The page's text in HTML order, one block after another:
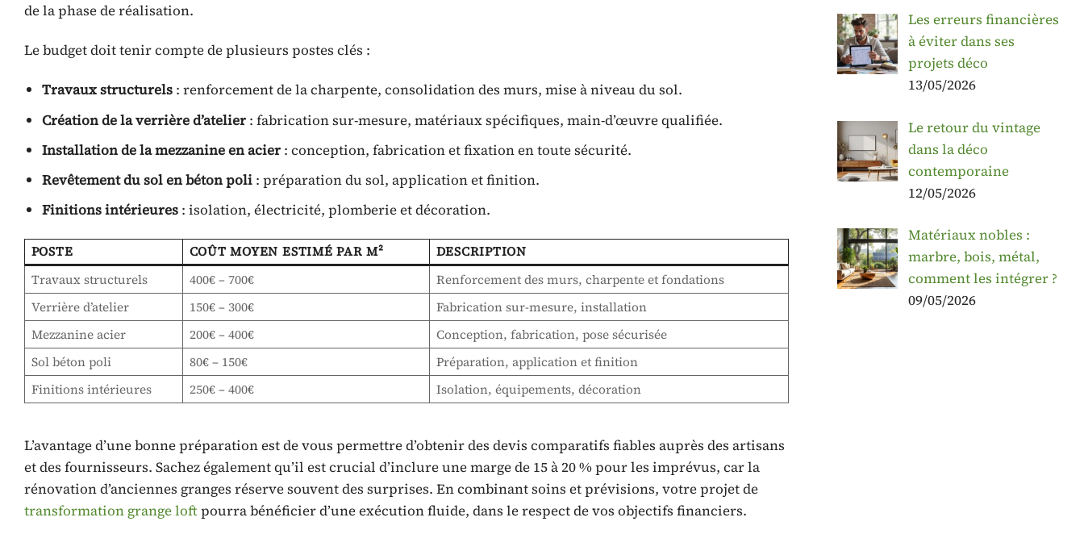
de la phase de réalisation.
Le budget doit tenir compte de plusieurs postes clés :
Travaux structurels : renforcement de la charpente, consolidation des murs, mise à niveau du sol.
Création de la verrière d’atelier : fabrication sur-mesure, matériaux spécifiques, main-d’œuvre qualifiée.
Installation de la mezzanine en acier : conception, fabrication et fixation en toute sécurité.
Revêtement du sol en béton poli : préparation du sol, application et finition.
Finitions intérieures : isolation, électricité, plomberie et décoration.
POSTE COÛT MOYEN ESTIMÉ PAR M²
DESCRIPTION
Travaux structurels
400€ – 700€
Renforcement des murs, charpente et fondations
Verrière d’atelier
150€ – 300€
Fabrication sur-mesure, installation
Mezzanine acier
200€ – 400€
Conception, fabrication, pose sécurisée
Sol béton poli
80€ – 150€
Préparation, application et finition
Finitions intérieures
250€ – 400€ Isolation, équipements, décoration
L’avantage d’une bonne préparation est de vous permettre d’obtenir des devis comparatifs fiables auprès des artisans
et des fournisseurs. Sachez également qu’il est crucial d’inclure une marge de 15 à 20 % pour les imprévus, car la
rénovation d’anciennes granges réserve souvent des surprises. En combinant soins et prévisions, votre projet de
transformation grange loftpourra bénéficier d’une exécution fluide, dans le respect de vos objectifs financiers.
Les erreurs financières
à éviter dans ses
projets déco
13/05/2026
Le retour du vintage
dans la déco
contemporaine
12/05/2026
Matériaux nobles :
marbre, bois, métal,
comment les intégrer ?
09/05/2026